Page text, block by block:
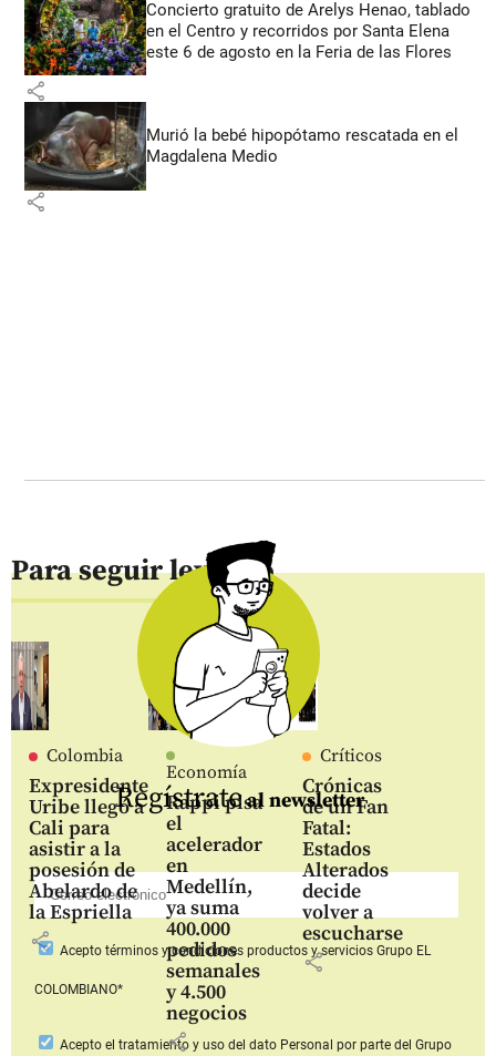
Concierto gratuito de Arelys Henao, tablado
en el Centro y recorridos por Santa Elena
este 6 de agosto en la Feria de las Flores
share
Murió la bebé hipopótamo rescatada en el
Magdalena Medio
share
Para seguir leyendo
Colombia
Expresidente
Uribe llegó a
Cali para
asistir a la
posesión de
Abelardo de
la Espriella
share
Economía
Rappi pisa
el
acelerador
en
Medellín,
ya suma
400.000
pedidos
semanales
y 4.500
negocios
share
Críticos
Crónicas
de un Fan
Fatal:
Estados
Alterados
decide
volver a
escucharse
share
Regístrateal newsletter
Aceptotérminos y condiciones productos y serviciosGrupo EL
COLOMBIANO*
Acepto el tratamiento y uso del dato Personal por parte del Grupo